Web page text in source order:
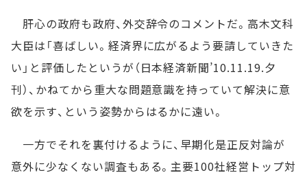
肝心の政府も政府、外交辞令のコメントだ。高木文科
大臣は「喜ばしい。経済界に広がるよう要請していきた
い」と評価したというが（日本経済新聞’10.11.19.夕
刊）、かねてから重大な問題意識を持っていて解決に意
欲を示す、という姿勢からはるかに遠い。
一方でそれを裏付けるように、早期化是正反対論が
意外に少なくない調査もある。主要100社経営トップ対